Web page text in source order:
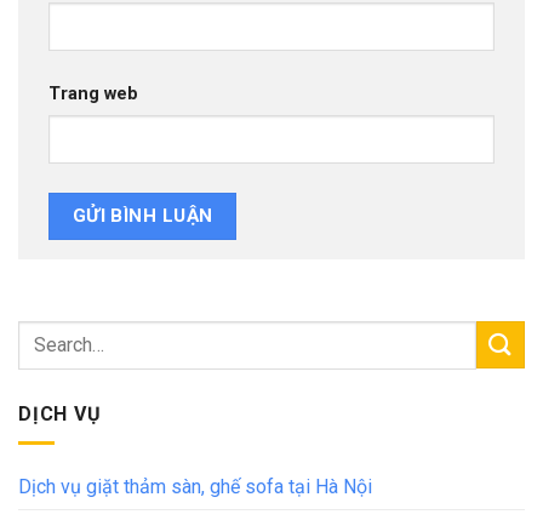
Trang web
DỊCH VỤ
Dịch vụ giặt thảm sàn, ghế sofa tại Hà Nội